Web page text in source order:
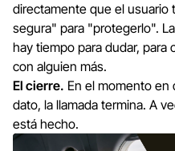
directamente que el usuario
segura" para "protegerlo".
hay tiempo para dudar, para
con alguien más.
El cierre. En el momento en
dato, la llamada termina. A
está hecho.